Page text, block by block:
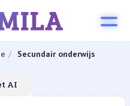
Secundair onderwijs
AI